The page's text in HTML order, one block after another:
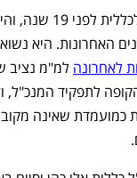
לאחרונה